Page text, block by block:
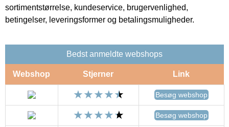
sortimentstørrelse, kundeservice, brugervenlighed,
betingelser, leveringsformer og betalingsmuligheder.
Bedst anmeldte webshops
Webshop Stjerner Link
Besøg webshop
Besøg webshop